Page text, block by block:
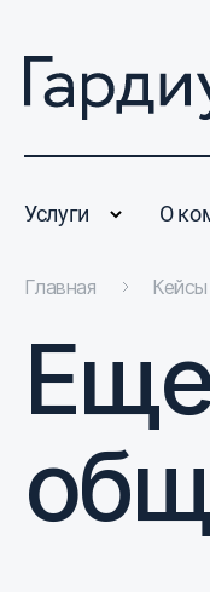
Услуги О
Главная Кейсы